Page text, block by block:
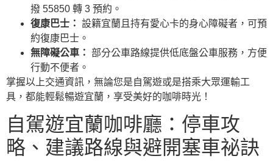
撥 55850 轉 3 預約。
復康巴士： 設籍宜蘭且持有愛心卡的身心障礙者，可預
約復康巴士。
無障礙公車： 部分公車路線提供低底盤公車服務，方便
行動不便者。
掌握以上交通資訊，無論您是自駕遊或是搭乘大眾運輸工
具，都能輕鬆暢遊宜蘭，享受美好的咖啡時光！
自駕遊宜蘭咖啡廳：停車攻
略、建議路線與避開塞車祕訣